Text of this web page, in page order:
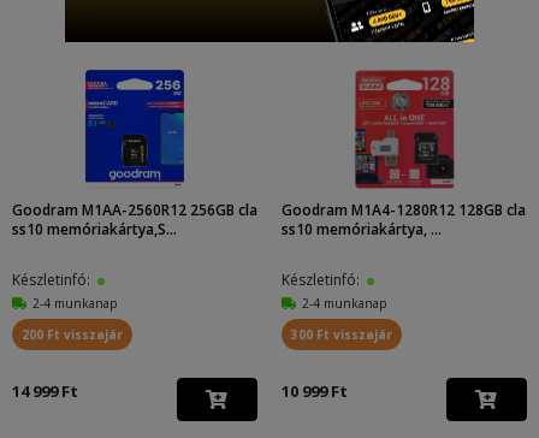
Goodram M1AA-2560R12 256GB cla
ss10 memóriakártya,S...
Készletinfó:
2-4 munkanap
200 Ft visszajár
14 999 Ft
Goodram M1A4-1280R12 128GB cla
ss10 memóriakártya, ...
Készletinfó:
2-4 munkanap
300 Ft visszajár
10 999 Ft